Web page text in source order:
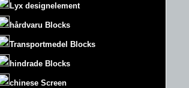
Lyx designelement
hårdvaru Blocks
Transportmedel Blocks
hindrade Blocks
chinese Screen